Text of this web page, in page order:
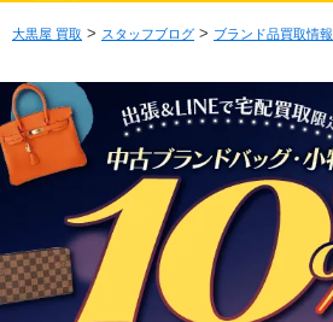
大黒屋 買取 > スタッフブログ > ブランド品買取情報